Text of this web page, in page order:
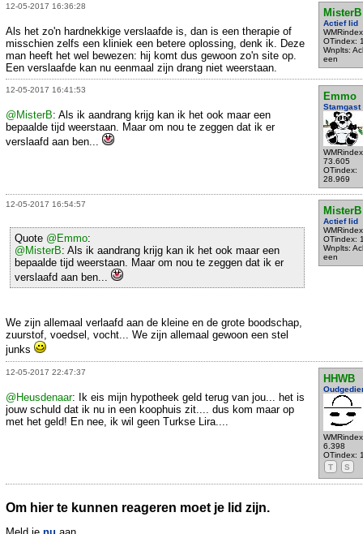
12-05-2017 16:36:28
MisterB
Actief lid
OTindex:
Wnplts:
een
Als het zo'n hardnekkige verslaafde is, dan is een therapie of
misschien zelfs een kliniek een betere oplossing, denk ik. Deze
man heeft het wel bewezen: hij komt dus gewoon zo'n site op.
Een verslaafde kan nu eenmaal zijn drang niet weerstaan.
12-05-2017 16:41:53
Emmo
Stamgast
73.605
OTindex:
28.969
@MisterB: Als ik aandrang krijg kan ik het ook maar een
bepaalde tijd weerstaan. Maar om nou te zeggen dat ik er
verslaafd aan ben...
12-05-2017 16:54:57
MisterB
Actief lid
OTindex:
Wnplts:
een
Quote @Emmo:
@MisterB: Als ik aandrang krijg kan ik het ook maar een
bepaalde tijd weerstaan. Maar om nou te zeggen dat ik er
verslaafd aan ben...
We zijn allemaal verlaafd aan de kleine en de grote boodschap,
zuurstof, voedsel, vocht... We zijn allemaal gewoon een stel
junks
12-05-2017 22:47:37
HHWB
6.398
OTindex:
T
S
@Heusdenaar: Ik eis mijn hypotheek geld terug van jou... het is
jouw schuld dat ik nu in een koophuis zit.... dus kom maar op
met het geld! En nee, ik wil geen Turkse Lira....
Om hier te kunnen reageren moet je lid zijn.